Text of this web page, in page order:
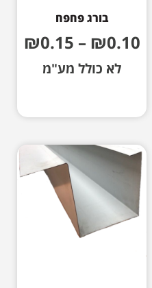
בורג פחפח
₪0.10
–
₪0.15
לא כולל מע"מ